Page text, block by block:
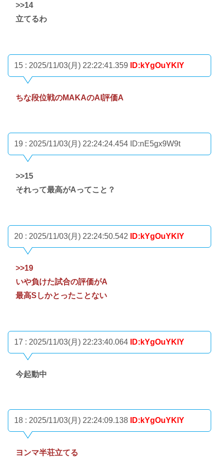
>>14
立てるわ
15 : 2025/11/03(月) 22:22:41.359 ID:kYgOuYKlY
ちな段位戦のMAKAのAI評価A
19 : 2025/11/03(月) 22:24:24.454 ID:nE5gx9W9t
>>15
それって最高がAってこと？
20 : 2025/11/03(月) 22:24:50.542 ID:kYgOuYKlY
>>19
いや負けた試合の評価がA
最高Sしかとったことない
17 : 2025/11/03(月) 22:23:40.064 ID:kYgOuYKlY
今起動中
18 : 2025/11/03(月) 22:24:09.138 ID:kYgOuYKlY
ヨンマ半荘立てる